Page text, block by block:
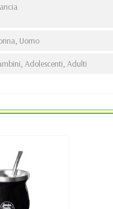
Uomo
Adolescenti, Adulti